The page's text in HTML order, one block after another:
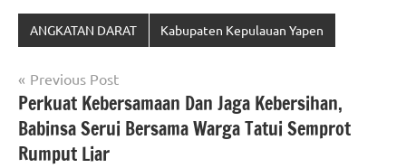
ANGKATAN DARAT Kabupaten Kepulauan Yapen
Navigasi
pos
Previous Post
Perkuat Kebersamaan Dan Jaga Kebersihan,
Babinsa Serui Bersama Warga Tatui Semprot
Rumput Liar